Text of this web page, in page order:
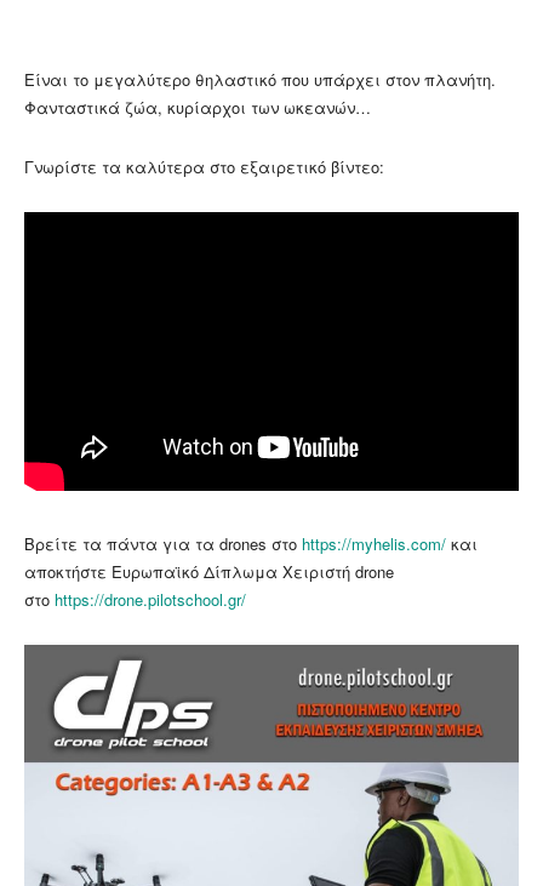
Είναι το μεγαλύτερο θηλαστικό που υπάρχει στον πλανήτη.
Φανταστικά ζώα, κυρίαρχοι των ωκεανών…
Γνωρίστε τα καλύτερα στο εξαιρετικό βίντεο:
Βρείτε τα πάντα για τα drones στο https://myhelis.com/ και
αποκτήστε Ευρωπαϊκό Δίπλωμα Χειριστή drone
στο https://drone.pilotschool.gr/